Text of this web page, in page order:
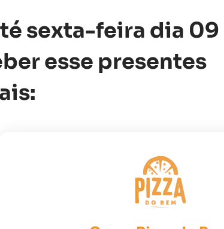
sexta-feira dia 09
esse presentes